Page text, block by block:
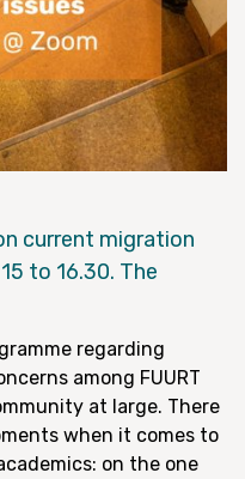
current migration
to 16.30. The
regarding
among FUURT
at large. There
when it comes to
on the one